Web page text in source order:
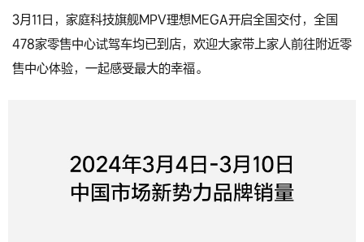
3月11日，家庭科技旗舰MPV理想MEGA开启全国交付，全国
478家零售中心试驾车均已到店，欢迎大家带上家人前往附近零
售中心体验，一起感受最大的幸福。